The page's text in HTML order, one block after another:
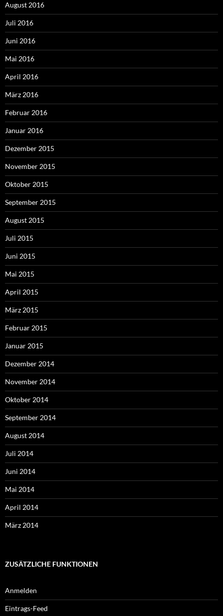
August 2016
Juli 2016
Juni 2016
Mai 2016
April 2016
März 2016
Februar 2016
Januar 2016
Dezember 2015
November 2015
Oktober 2015
September 2015
August 2015
Juli 2015
Juni 2015
Mai 2015
April 2015
März 2015
Februar 2015
Januar 2015
Dezember 2014
November 2014
Oktober 2014
September 2014
August 2014
Juli 2014
Juni 2014
Mai 2014
April 2014
März 2014
ZUSÄTZLICHE FUNKTIONEN
Anmelden
Eintrags-Feed